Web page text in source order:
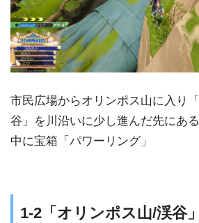
市民広場からオリンポス山に入り
谷」を川沿いに少し進んだ先にあ
中に宝箱「パワーリング」
1-2「オリンポス山/渓谷」